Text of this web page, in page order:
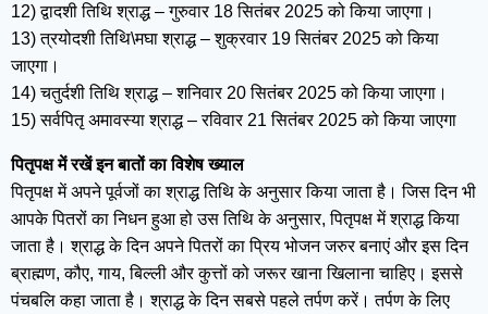
12) द्वादशी तिथि श्राद्ध – गुरुवार 18 सितंबर 2025 को किया जाएगा।
13) त्रयोदशी तिथि\मघा श्राद्ध – शुक्रवार 19 सितंबर 2025 को किया
जाएगा।
14) चतुर्दशी तिथि श्राद्ध – शनिवार 20 सितंबर 2025 को किया जाएगा।
15) सर्वपितृ अमावस्या श्राद्ध – रविवार 21 सितंबर 2025 को किया जाएगा
पितृपक्ष में रखें इन बातों का विशेष ख्याल
पितृपक्ष में अपने पूर्वजों का श्राद्ध तिथि के अनुसार किया जाता है। जिस दिन भी
आपके पितरों का निधन हुआ हो उस तिथि के अनुसार, पितृपक्ष में श्राद्ध किया
जाता है। श्राद्ध के दिन अपने पितरों का प्रिय भोजन जरुर बनाएं और इस दिन
ब्राह्मण, कौए, गाय, बिल्ली और कुत्तों को जरूर खाना खिलाना चाहिए। इससे
पंचबलि कहा जाता है। श्राद्ध के दिन सबसे पहले तर्पण करें। तर्पण के लिए